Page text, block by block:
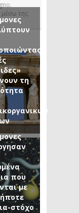
μέσω της
τη
που
με
στόχο